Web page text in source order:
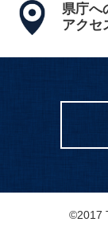
県庁へ
アクセ
©2017